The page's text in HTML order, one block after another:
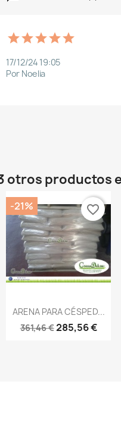
17/12/24 19:05
Por Noelia
otros productos
Vista rápida
ARENA PARA CÉSPED...
361,46 €285,56 €
-21% favorite_border